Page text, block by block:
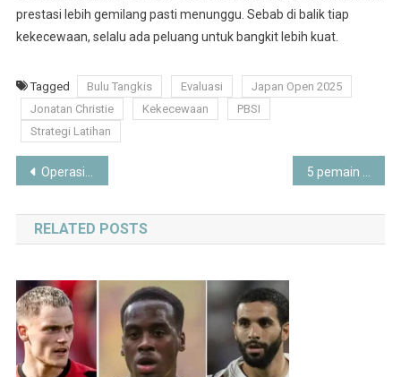
prestasi lebih gemilang pasti menunggu. Sebab di balik tiap
kekecewaan, selalu ada peluang untuk bangkit lebih kuat.
Tagged Bulu Tangkis Evaluasi
Japan Open 2025
Jonatan Christie
Kekecewaan
PBSI
Strategi Latihan
Post
navigation
Operasi Patuh: Kapolda Metro Instruksikan Tindak Tegas Pemalsuan Pelat Nomor
RELATED POSTS